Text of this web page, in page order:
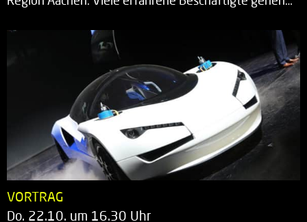
VORTRAG
Do. 22.10. um 16.30 Uhr